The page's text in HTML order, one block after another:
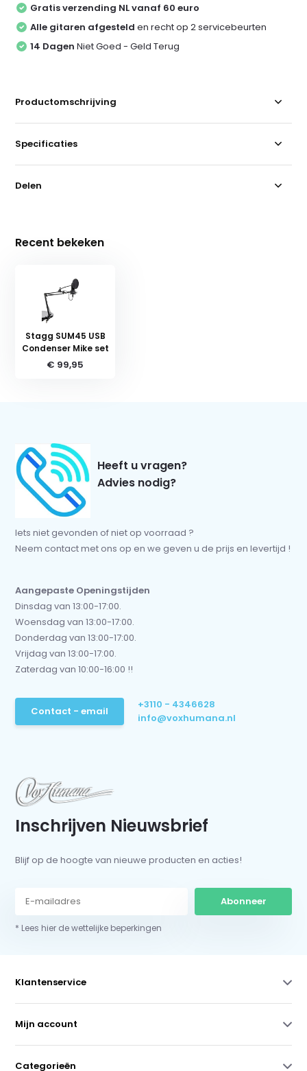
Gratis verzending NL vanaf 60 euro
Alle gitaren afgesteld en recht op 2 servicebeurten
14 Dagen Niet Goed - Geld Terug
Productomschrijving
Specificaties
Delen
Recent bekeken
Stagg SUM45 USB
Condenser Mike set
€ 99,95
Heeft u vragen?
Advies nodig?
Iets niet gevonden of niet op voorraad ?
Neem contact met ons op en we geven u de prijs en levertijd !
Aangepaste Openingstijden
Dinsdag van 13:00-17:00.
Woensdag van 13:00-17:00.
Donderdag van 13:00-17:00.
Vrijdag van 13:00-17:00.
Zaterdag van 10:00-16:00 !!
Contact - email
+3110 - 4346628
info@voxhumana.nl
Inschrijven Nieuwsbrief
Blijf op de hoogte van nieuwe producten en acties!
Abonneer
* Lees hier de wettelijke beperkingen
Klantenservice
Mijn account
Categorieën